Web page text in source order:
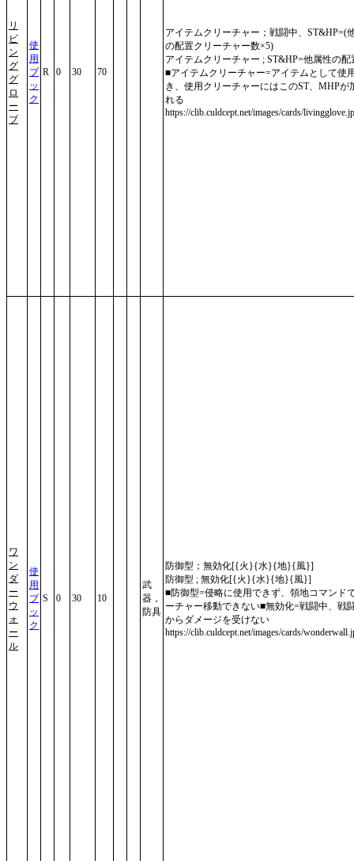
リ
ビ
ン
グ
グ
ロ
ー
ブ
使
用
ブ
ッ
ク
R 0 30 70
アイテムクリーチャー；戦闘中、ST&HP=(
の配置クリーチャー数×5)
アイテムクリーチャー ; ST&HP=他属性の配
■アイテムクリーチャー=アイテムとして使
き、使用クリーチャーにはこのST、MHPが
れる
https://clib.culdcept.net/images/cards/
ワ
ン
ダ
ー
ウ
ォ
ー
ル
使
用
ブ
ッ
ク
S 0 30 10
武
器，
防具
防御型；無効化[{火}{水}{地}{風}]
防御型 ; 無効化[{火}{水}{地}{風}]
■防御型=侵略に使用できず、領地コマンド
ーチャー移動できない■無効化=戦闘中、戦
からダメージを受けない
https://clib.culdcept.net/images/cards/